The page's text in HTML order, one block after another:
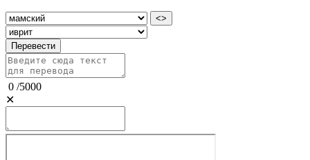
<>
Перевести
0 /5000
✕